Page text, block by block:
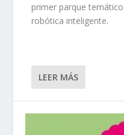
primer parque
robótica inteligente.
LEER MÁS